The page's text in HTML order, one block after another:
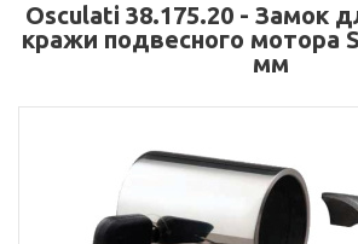
Osculati 38.175.20 - Замок
кражи подвесного мотора
мм